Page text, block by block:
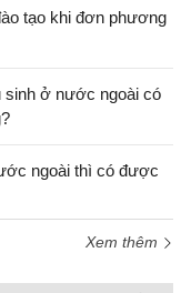
tạo khi đơn phương
ở nước ngoài có
ngoài thì có được
Xem thêm